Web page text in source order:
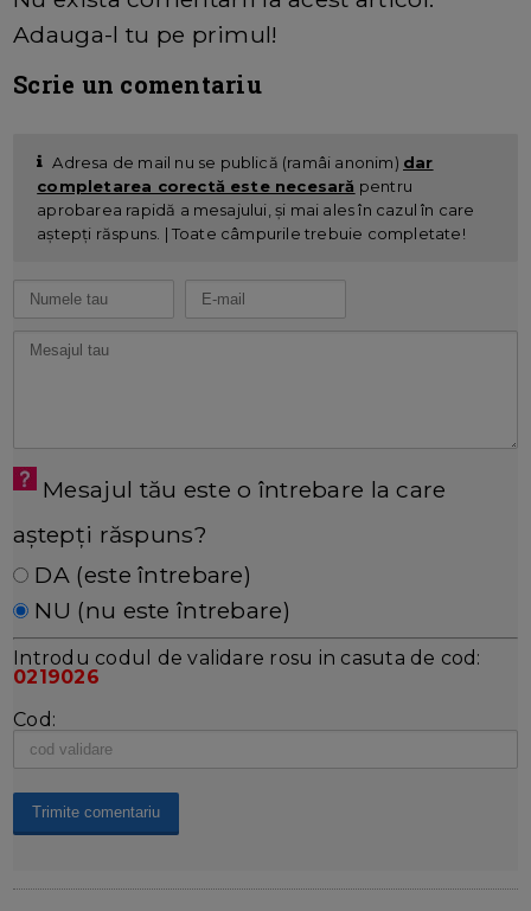
Adauga-l tu pe primul!
Scrie un comentariu
Adresa de mail nu se publică (ramâi anonim) dar
completarea corectă este necesară pentru
aprobarea rapidă a mesajului, și mai ales în cazul în care
aștepți răspuns. | Toate câmpurile trebuie completate!
Mesajul tău este o întrebare la care
aștepți răspuns?
DA (este întrebare)
NU (nu este întrebare)
Introdu codul de validare rosu in casuta de cod:
0219026
Cod: